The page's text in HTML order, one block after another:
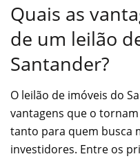
Quais as
de um leilão
Santander?
O leilão de imóveis do
vantagens que o
tanto para quem busca
investidores. Entre os